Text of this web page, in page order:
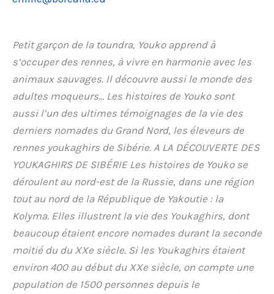
Petit garçon de la toundra, Youko apprend à
s’occuper des rennes, à vivre en harmonie avec les
animaux sauvages. Il découvre aussi le monde des
adultes moqueurs… Les histoires de Youko sont
aussi l’un des ultimes témoignages de la vie des
derniers nomades du Grand Nord, les éleveurs de
rennes youkaghirs de Sibérie. A LA DÉCOUVERTE DES
YOUKAGHIRS DE SIBÉRIE Les histoires de Youko se
déroulent au nord-est de la Russie, dans une région
tout au nord de la République de Yakoutie : la
Kolyma. Elles illustrent la vie des Youkaghirs, dont
beaucoup étaient encore nomades durant la seconde
moitié du du XXe siècle. Si les Youkaghirs étaient
environ 400 au début du XXe siècle, on compte une
population de 1500 personnes depuis le